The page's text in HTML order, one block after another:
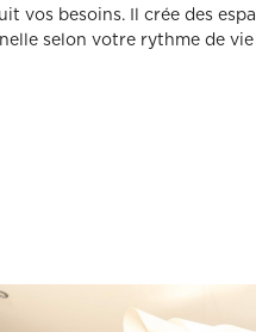
vos besoins. Il crée des
selon votre rythme de